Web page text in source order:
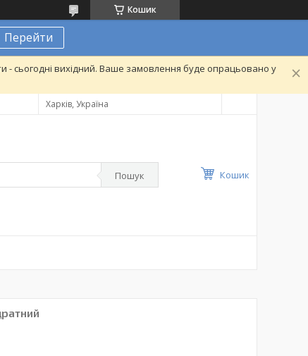
Кошик
Перейти
сьогодні вихідний. Ваше замовлення буде опрацьовано у
Харків, Україна
Пошук Кошик